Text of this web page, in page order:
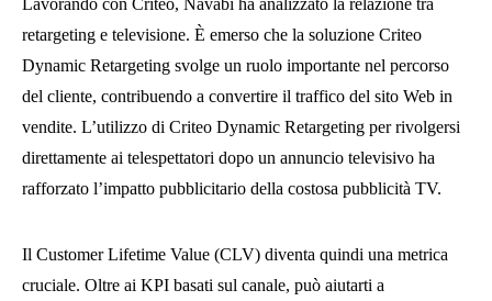
Lavorando con Criteo, Navabi ha analizzato la relazione tra
retargeting e televisione. È emerso che la soluzione Criteo
Dynamic Retargeting svolge un ruolo importante nel percorso
del cliente, contribuendo a convertire il traffico del sito Web in
vendite. L’utilizzo di Criteo Dynamic Retargeting per rivolgersi
direttamente ai telespettatori dopo un annuncio televisivo ha
rafforzato l’impatto pubblicitario della costosa pubblicità TV.
Il Customer Lifetime Value (CLV) diventa quindi una metrica
cruciale. Oltre ai KPI basati sul canale, può aiutarti a